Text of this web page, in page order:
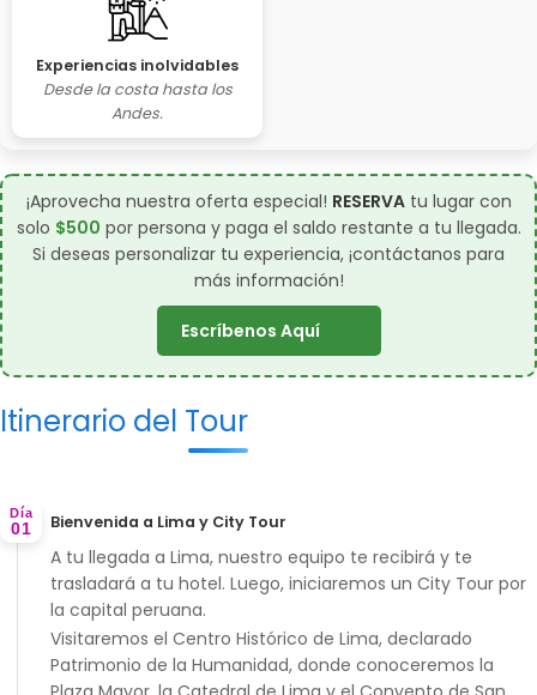
Experiencias inolvidables
Desde la costa hasta los
Andes.
¡Aprovecha nuestra oferta especial! RESERVAtu lugar con
solo $500 por persona y paga el saldo restante a tu llegada.
Si deseas personalizar tu experiencia, ¡contáctanos para
más información!
Escríbenos Aquí
Itinerario del Tour
Día
01 Bienvenida a Lima y City Tour
A tu llegada a Lima, nuestro equipo te recibirá y te
trasladará a tu hotel. Luego, iniciaremos un City Tour por
la capital peruana.
Visitaremos el Centro Histórico de Lima, declarado
Patrimonio de la Humanidad, donde conoceremos la